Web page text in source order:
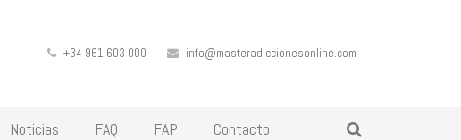
+34 961 603 000 info@masteradiccionesonline.com
Noticias FAQ FAP Contacto